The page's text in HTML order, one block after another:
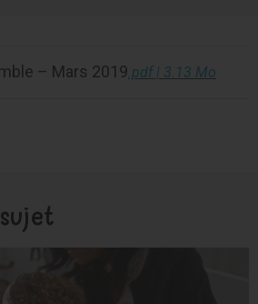
– Mars 2019 .pdf | 3.13 Mo